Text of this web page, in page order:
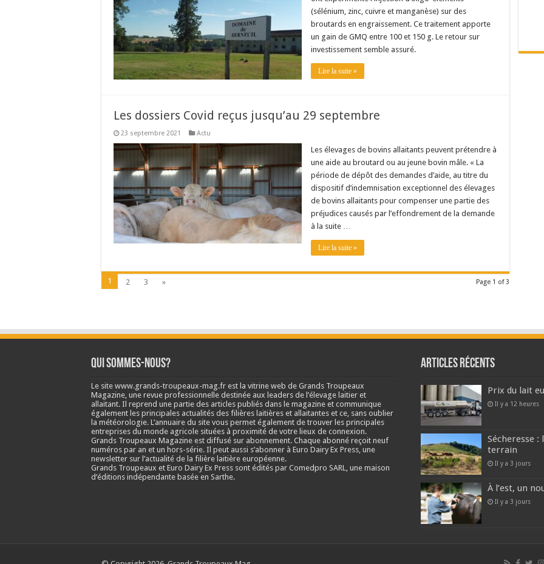
(sélénium, zinc, cuivre et manganèse) sur des
broutards en engraissement. Ce traitement apporte
un gain de GMQ entre 100 et 150 g. Le retour sur
investissement semble assuré.
Lire la suite »
Les dossiers Covid reçus jusqu’au 29 septembre
23 septembre 2021 Actu
Les élevages de bovins allaitants peuvent prétendre à
une aide au broutard ou au jeune bovin mâle. « La
période de dépôt des demandes d’aide, au titre du
dispositif d’indemnisation exceptionnel des élevages
de bovins allaitants pour compenser une partie des
préjudices causés par l’effondrement de la demande
à la suite …
Lire la suite »
Page 1 of 3
1 2 3 »
Qui sommes-nous?
Le site www.grands-troupeaux-mag.fr est la vitrine web de Grands Troupeaux
Magazine, une revue professionnelle destinée aux leaders de l’élevage laitier et
allaitant. Il reprend une partie des articles publiés dans le magazine et communique
également les principales actualités des filières laitières et allaitantes et ce, sans oublier
la météorologie. L’annuaire du site vous permet également de trouver les principales
entreprises du monde agricole situées à proximité de votre lieux de connexion.
Grands Troupeaux Magazine est diffusé sur abonnement. Chaque abonné reçoit neuf
numéros par an et un hors-série. Il peut aussi s’abonner à Euro Dairy Ex Press, une
newsletter sur l’actualité de la filière laitière européenne.
Grands Troupeaux et Euro Dairy Ex Press sont édités par Comedpro SARL, une maison
d’éditions indépendante basée en Sarthe.
Articles récents
Prix du lait
Il y a 12 heures
Sécheresse
terrain
Il y a 3 jours
À l’est, un
Il y a 3 jours